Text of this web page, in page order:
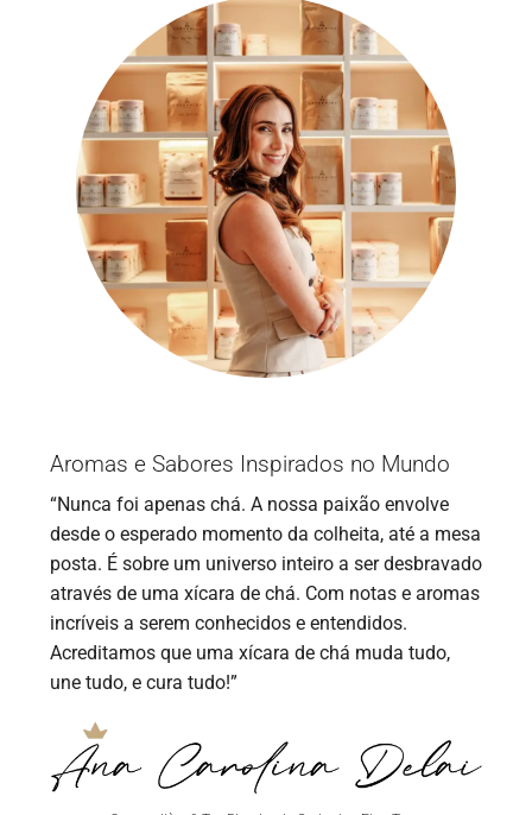
Aromas e Sabores Inspirados no Mundo
“Nunca foi apenas chá. A nossa paixão envolve
desde o esperado momento da colheita, até a mesa
posta. É sobre um universo inteiro a ser desbravado
através de uma xícara de chá. Com notas e aromas
incríveis a serem conhecidos e entendidos.
Acreditamos que uma xícara de chá muda tudo,
une tudo, e cura tudo!”